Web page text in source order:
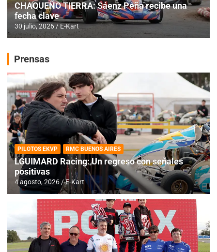
CHAQUEÑO TIERRA: Sáenz Peña recibe una
fecha clave
30 julio, 2026 E-Kart
Prensas
PILOTOS EKVP RMC BUENOS AIRES
LGUIMARD Racing: Un regreso con señales
positivas
4 agosto, 2026 E-Kart